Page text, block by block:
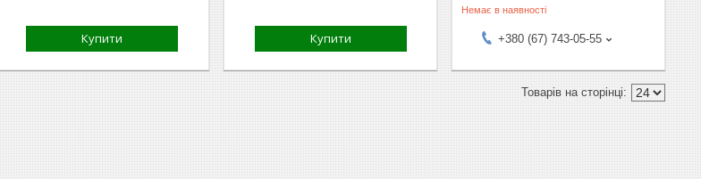
Купити Купити
Немає в наявності
+380 (67) 743-05-55